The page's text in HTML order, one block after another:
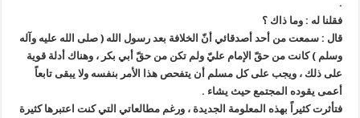
.
فقلنا له : وما ذاك ؟
قال : سمعت من أحد أصدقائي أنّ الخلافة بعد رسول الله ( صلى الله عليه وآله
وسلم ) كانت من حقّ الإمام عليّ ولم تكن من حقّ أبي بكر ، وهناك أدلة قوية
على ذلك ، ويجب على كل مسلم أن يتفحص هذا الأمر بنفسه ولا يبقى تابعاً
أعمى يقوده المجتمع حيث يشاء .
فتأثرت كثيراً بهذه المعلومة الجديدة ، ورغم مطالعاتي التي كنت اعتبرها كثيرة